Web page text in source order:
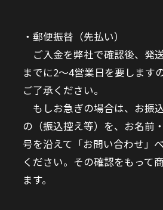
郵便振替（先払い）
ご入金を弊社で確認後、発
までに2～4営業日を要します
ご了承ください。
もしお急ぎの場合は、お振
の（振込控え等）を、お名前
号を沿えて「お問い合わせ」
ください。その確認をもって
ます。